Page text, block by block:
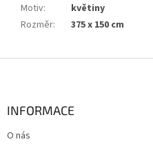
Motiv:
květiny
Rozměr: 375 x 150 cm
INFORMACE
O nás